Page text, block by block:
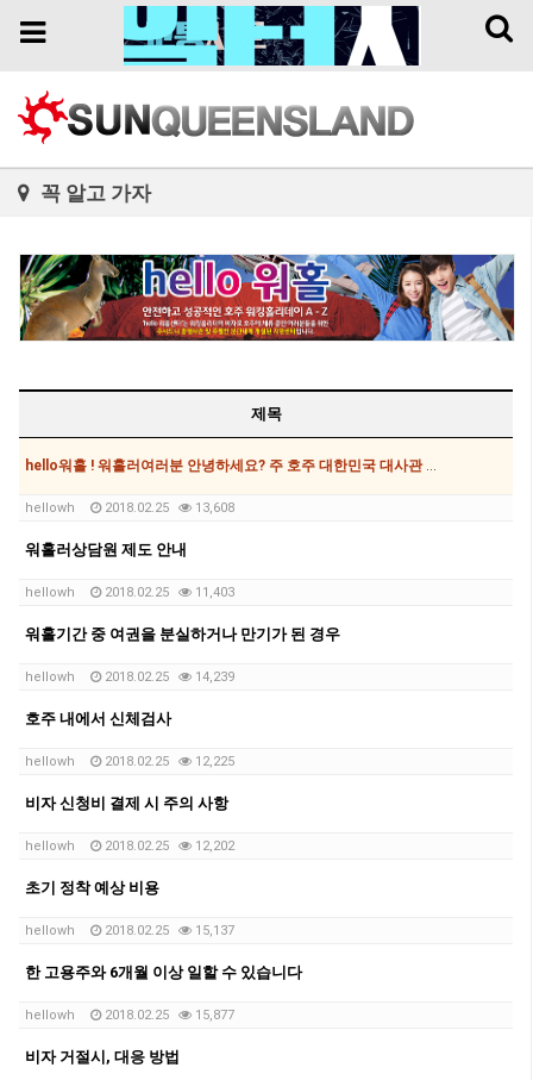
Toggle
Toggle
꼭 알고 가자
제목
hello워홀 ! 워홀러여러분 안녕하세요? 주 호주 대한민국 대사관 hello워홀입니다. 썬브리즈번/썬퀸즈랜드의 배려로 저희 hello워홀을 위한 게시판이 생겼습니다. 이 자리를 빌어 썬브리즈번/썬퀸??
hellowh 2018.02.25 13,608
워홀러상담원 제도 안내
hellowh 2018.02.25 11,403
워홀기간 중 여권을 분실하거나 만기가 된 경우
hellowh 2018.02.25 14,239
호주 내에서 신체검사
hellowh 2018.02.25 12,225
비자 신청비 결제 시 주의 사항
hellowh 2018.02.25 12,202
초기 정착 예상 비용
hellowh 2018.02.25 15,137
한 고용주와 6개월 이상 일할 수 있습니다
hellowh 2018.02.25 15,877
비자 거절시, 대응 방법